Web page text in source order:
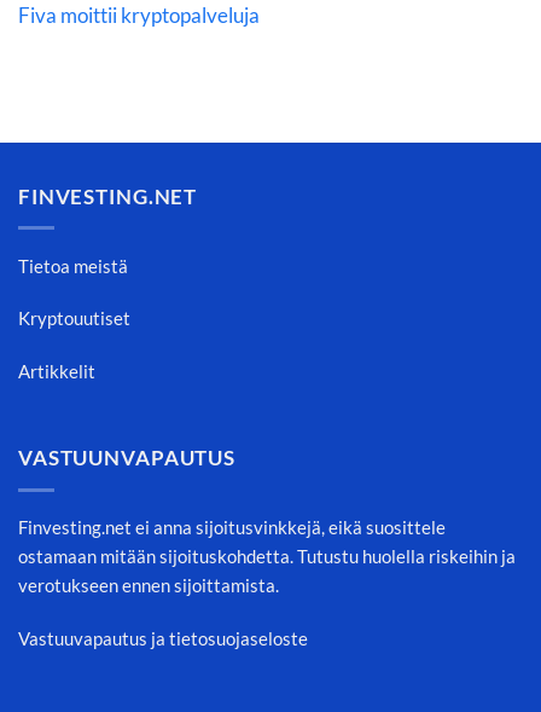
Fiva moittii kryptopalveluja
FINVESTING.NET
Tietoa meistä
Kryptouutiset
Artikkelit
VASTUUNVAPAUTUS
Finvesting.net ei anna sijoitusvinkkejä, eikä suosittele
ostamaan mitään sijoituskohdetta. Tutustu huolella riskeihin ja
verotukseen ennen sijoittamista.
Vastuuvapautus ja tietosuojaseloste